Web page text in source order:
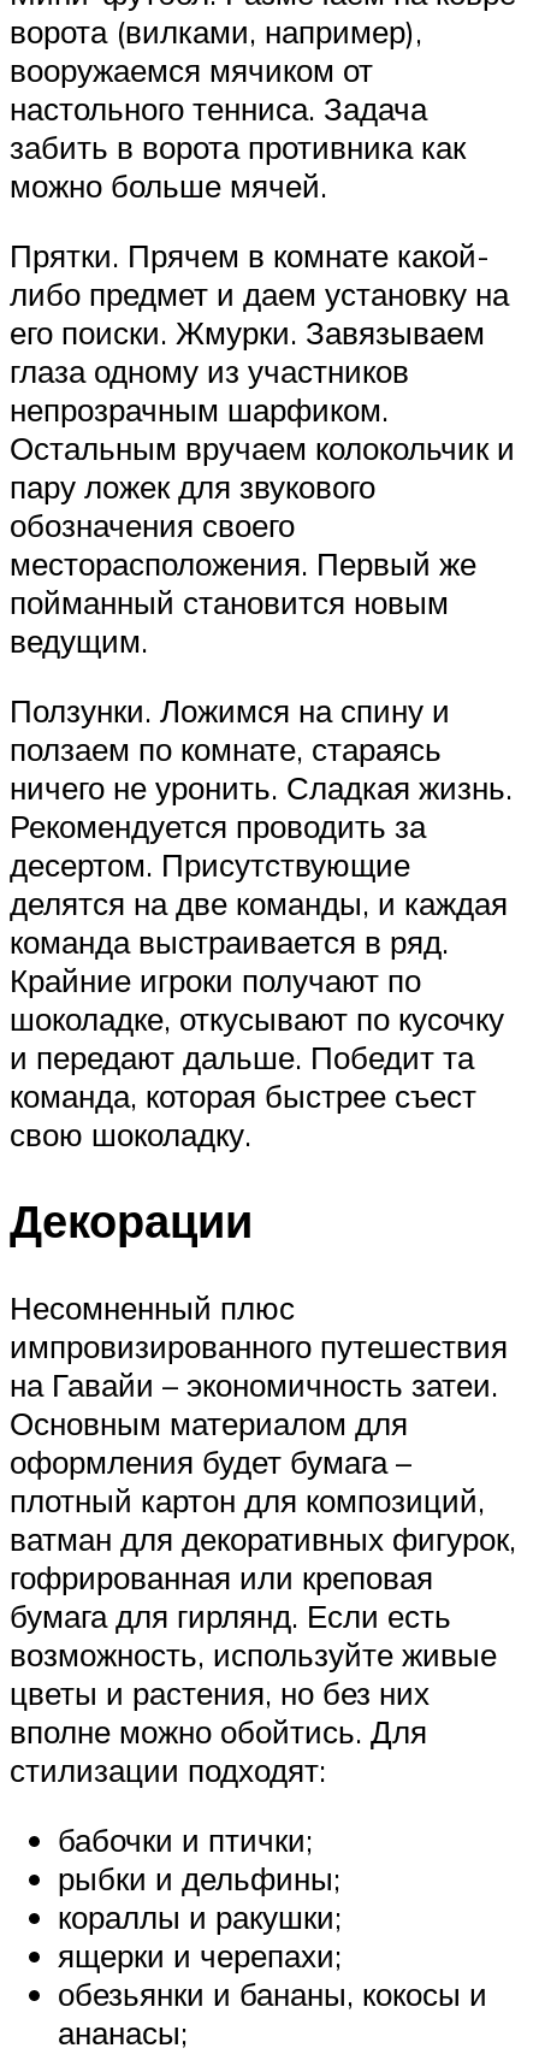
ворота (вилками, например),
вооружаемся мячиком от
настольного тенниса. Задача
забить в ворота противника как
можно больше мячей.
Прятки. Прячем в комнате какой-
либо предмет и даем установку на
его поиски. Жмурки. Завязываем
глаза одному из участников
непрозрачным шарфиком.
Остальным вручаем колокольчик и
пару ложек для звукового
обозначения своего
месторасположения. Первый же
пойманный становится новым
ведущим.
Ползунки. Ложимся на спину и
ползаем по комнате, стараясь
ничего не уронить. Сладкая жизнь.
Рекомендуется проводить за
десертом. Присутствующие
делятся на две команды, и каждая
команда выстраивается в ряд.
Крайние игроки получают по
шоколадке, откусывают по кусочку
и передают дальше. Победит та
команда, которая быстрее съест
свою шоколадку.
Декорации
Несомненный плюс
импровизированного путешествия
на Гавайи – экономичность затеи.
Основным материалом для
оформления будет бумага –
плотный картон для композиций,
ватман для декоративных фигурок,
гофрированная или креповая
бумага для гирлянд. Если есть
возможность, используйте живые
цветы и растения, но без них
вполне можно обойтись. Для
стилизации подходят:
бабочки и птички;
рыбки и дельфины;
кораллы и ракушки;
ящерки и черепахи;
обезьянки и бананы, кокосы и
ананасы;